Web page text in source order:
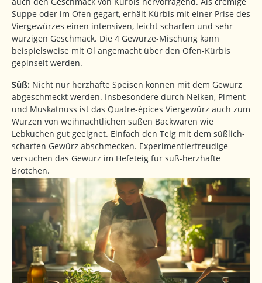
Suppe oder im Ofen gegart, erhält Kürbis mit einer Prise des
Viergewürzes einen intensiven, leicht scharfen und sehr
würzigen Geschmack. Die 4 Gewürze-Mischung kann
beispielsweise mit Öl angemacht über den Ofen-Kürbis
gepinselt werden.
Süß: Nicht nur herzhafte Speisen können mit dem Gewürz
abgeschmeckt werden. Insbesondere durch Nelken, Piment
und Muskatnuss ist das Quatre-épices Viergewürz auch zum
Würzen von weihnachtlichen süßen Backwaren wie
Lebkuchen gut geeignet. Einfach den Teig mit dem süßlich-
scharfen Gewürz abschmecken. Experimentierfreudige
versuchen das Gewürz im Hefeteig für süß-herzhafte
Brötchen.